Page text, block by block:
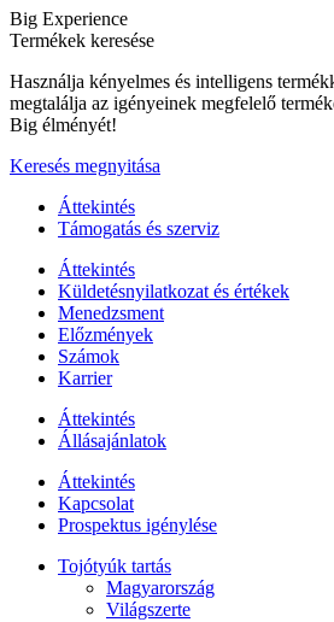
Big Experience
Termékek keresése
Használja kényelmes és intelligens
megtalálja az igényeinek megfelelő
Big élményét!
Keresés megnyitása
Áttekintés
Támogatás és szerviz
Áttekintés
Küldetésnyilatkozat és értékek
Menedzsment
Előzmények
Számok
Karrier
Áttekintés
Állásajánlatok
Áttekintés
Kapcsolat
Prospektus igénylése
Tojótyúk tartás
Magyarország
Világszerte